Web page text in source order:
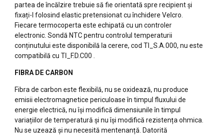
partea de încălzire trebuie să fie orientată spre recipient și
fixați-l folosind elastic pretensionat cu închidere Velcro.
Fiecare termocoperta este echipată cu un controler
electronic. Sondă NTC pentru controlul temperaturii
conținutului este disponibilă la cerere, cod TI_S.A.000, nu este
compatibilă cu TI_F.D.C00 .
FIBRA DE CARBON
Fibra de carbon este flexibilă, nu se oxidează, nu produce
emisii electromagnetice periculoase în timpul fluxului de
energie electrică, nu își modifică dimensiunile în timpul
variațiilor de temperatură și nu își modifică rezistența ohmica.
Nu se uzează și nu necesită mentenanță. Datorită